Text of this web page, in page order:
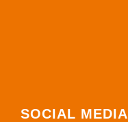
SOCIAL MEDIA